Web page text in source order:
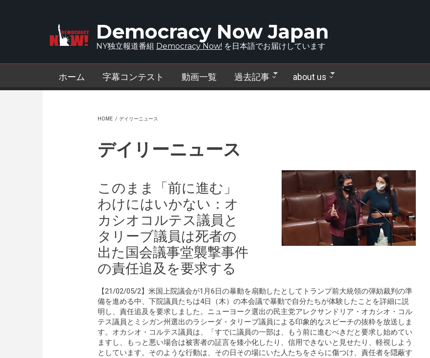
Democracy Now Japan
NY独立報道番組 Democracy Now! を日本語でお届けしています
ホーム 字幕コンテスト 動画一覧 過去記事 about us
HOME / デイリーニュース
デイリーニュース
このまま「前に進む」
わけにはいかない：オ
カシオコルテス議員と
タリーブ議員は死者の
出た国会議事堂襲撃事件
の責任追及を要求する
【21/02/05/2】米国上院議会が1月6日の暴動を扇動したとしてトランプ前大統領の弾劾裁判の準
備を進める中、下院議員たちは4日（木）の本会議で暴動で自分たちが体験したことを詳細に説
明し、責任追及を要求しました。ニューヨーク選出の民主党アレクサンドリア・オカシオ・コル
テス議員とミシガン州選出のラシーダ・タリーブ議員による印象的なスピーチの抜粋を放送しま
す。オカシオ・コルテス議員は、「すでに議員の一部は、もう前に進むべきだと要求し始めてい
ますし、もっと悪い場合は被害者の証言を矮小化したり、信用できないと見せたり、軽視しよう
としています。そのような行動は、その日その場にいた人たちをさらに傷つけ、責任者を隠蔽す